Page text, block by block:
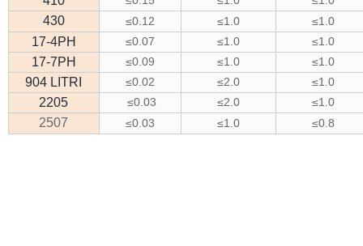
430 ≤0.12 ≤1.0 ≤1.0
17-4PH ≤0.07 ≤1.0 ≤1.0
17-7PH ≤0.09 ≤1.0 ≤1.0
904 LITRI ≤0.02 ≤2.0 ≤1.0
2205 ≤0.03 ≤2.0 ≤1.0
2507 ≤0.03 ≤1.0 ≤0.8